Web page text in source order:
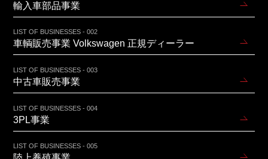
輸入車部品事業
LIST OF BUSINESSES - 002
車輌販売事業 Volkswagen 正規ディーラー
LIST OF BUSINESSES - 003
中古車販売事業
LIST OF BUSINESSES - 004
3PL事業
LIST OF BUSINESSES - 005